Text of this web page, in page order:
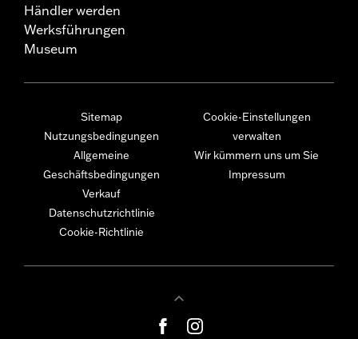
Händler werden
Werksführungen
Museum
Sitemap
Nutzungsbedingungen
Allgemeine
Geschäftsbedingungen
Verkauf
Datenschutzrichtlinie
Cookie-Richtlinie
Cookie-Einstellungen
verwalten
Wir kümmern uns um Sie
Impressum